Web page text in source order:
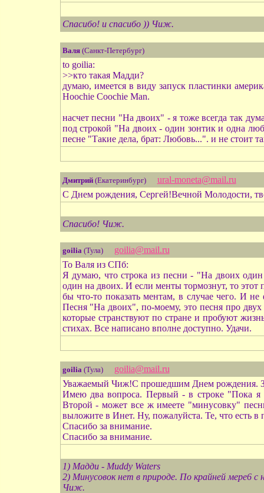
Спасибо! и спасибо )) Чиж.
Валя(Санкт-Петербург)
to goilia:
>>кто такая Мадди?
думаю, имеется в виду запуск пластинки
Hoochie Coochie Man.
насчет песни "На двоих" - я тоже всегда так
под строкой "На двоих - один зонтик и одна
песне "Такие дела, брат: Любовь...". и не стоит
Дмитрий(Екатеринбург)
ural-moneta@mail.ru
С Днем рождения, Сергей!Вечной Молодости,
Спасибо! Чиж.
goilia(Тула)
goilia@mail.ru
To Валя из СПб:
Я думаю, что строка из песни - "На двоих один
один на двоих. И если менты тормознут, то этот
бы что-то показать ментам, в случае чего. И не
Песня "На двоих", по-моему, это песня про
которые странствуют по стране и пробуют
стихах. Все написано вполне доступно. Удачи.
goilia(Тула)
goilia@mail.ru
Уважаемый Чиж!С прошедшим Днем рождения.
Имею два вопроса. Первый - в строке "Пока я
Второй - может все ж имеете "минусовку"
выложите в Инет. Ну, пожалуйста. Те, что есть в
Спасибо за внимание.
Спасибо за внимание.
1) Мадди - Muddy Waters
2) Минусовок нет в природе. По крайней мере6
Чиж.